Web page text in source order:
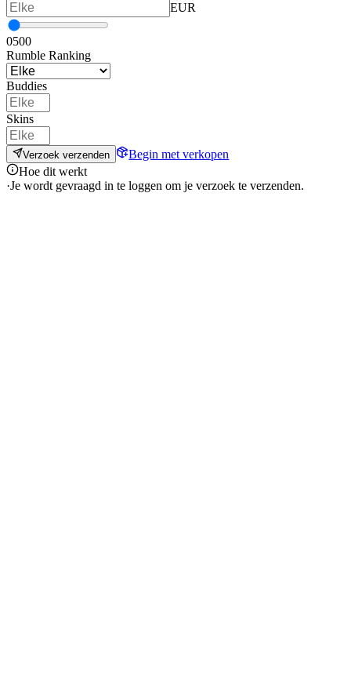
EUR
0500
Rumble Ranking
Buddies
Skins
Verzoek verzenden
Begin met verkopen
Hoe dit werkt
·Je wordt gevraagd in te loggen om je verzoek te verzenden.